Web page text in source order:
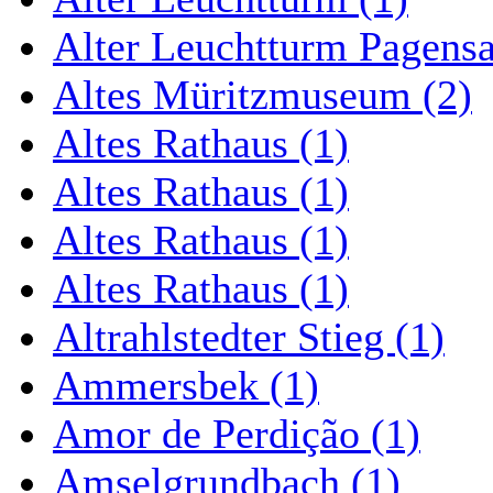
Alter Leuchtturm
Altes Müritzmuseum (2)
Altes Rathaus (1)
Altes Rathaus (1)
Altes Rathaus (1)
Altes Rathaus (1)
Altrahlstedter Stieg (1)
Ammersbek (1)
Amor de Perdição (1)
Amselgrundbach (1)